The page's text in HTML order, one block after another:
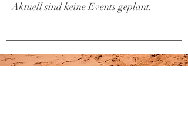
Aktuell sind keine Events geplant.